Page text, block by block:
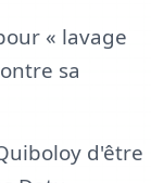
« lavage
sa
d'être